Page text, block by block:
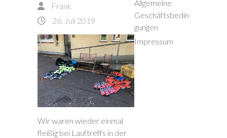
Frank
26. Juli 2019
Wir waren wieder einmal
fleißig bei Lauftreffs in der
Allgemeine
Geschäftsbedin
gungen
Impressum